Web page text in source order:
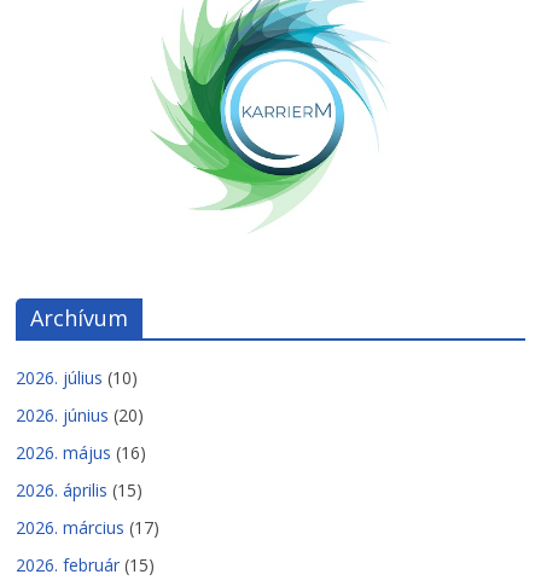
Archívum
2026. július (10)
2026. június (20)
2026. május (16)
2026. április (15)
2026. március (17)
2026. február (15)